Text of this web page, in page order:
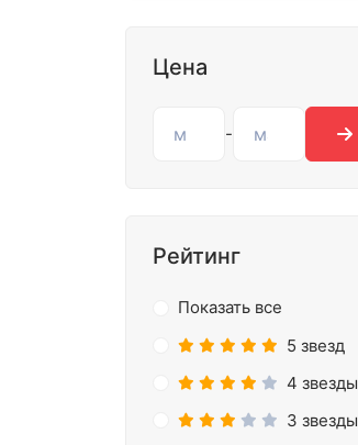
Цена
-
Рейтинг
Показать все
5 звезд
4 звезды
3 звезды